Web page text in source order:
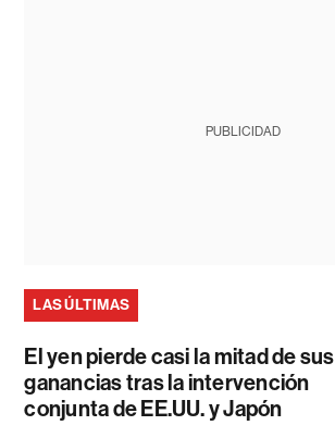
PUBLICIDAD
LAS ÚLTIMAS
El yen pierde casi la mitad de sus
ganancias tras la intervención
conjunta de EE.UU. y Japón